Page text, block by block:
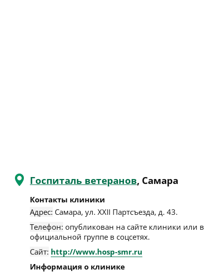
Госпиталь ветеранов, Самара
Контакты клиники
Адрес: Самара, ул. XXII Партсъезда, д. 43.
Телефон: опубликован на сайте клиники или в
официальной группе в соцсетях.
Сайт: http://www.hosp-smr.ru
Информация о клинике